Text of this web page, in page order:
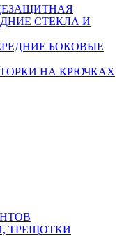
СТЕКЛА И
БОКОВЫЕ
НА КРЮЧКАХ
ТРЕЩОТКИ